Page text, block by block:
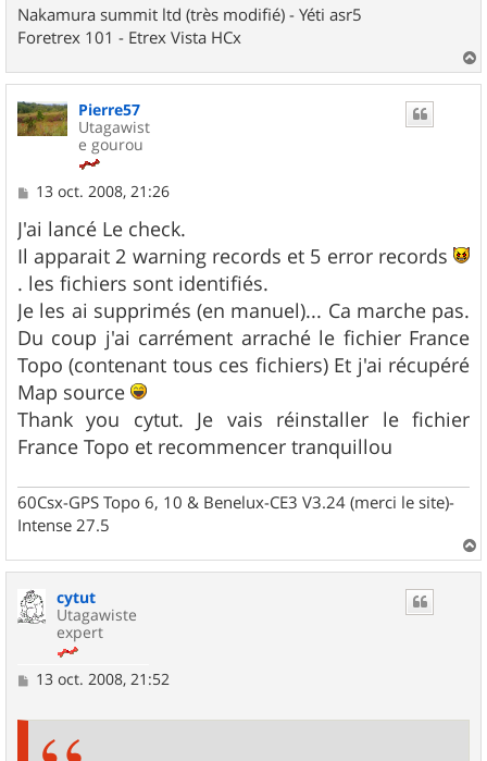
Nakamura summit ltd (très modifié) - Yéti asr5
Foretrex 101 - Etrex Vista HCx
a
Pierre57
Utagawist
e gourou
M
s
s
a
g
e
13 oct. 2008, 21:26
J'ai lancé Le check.
Il apparait 2 warning records et 5 error records
. les fichiers sont identifiés.
Je les ai supprimés (en manuel)... Ca marche pas.
Du coup j'ai carrément arraché le fichier France
Topo (contenant tous ces fichiers) Et j'ai récupéré
Map source
Thank you cytut. Je vais réinstaller le fichier
France Topo et recommencer tranquillou
60Csx-GPS Topo 6, 10 & Benelux-CE3 V3.24 (merci le site)-
Intense 27.5
a
cytut
Utagawiste
expert
M13 oct. 2008, 21:52